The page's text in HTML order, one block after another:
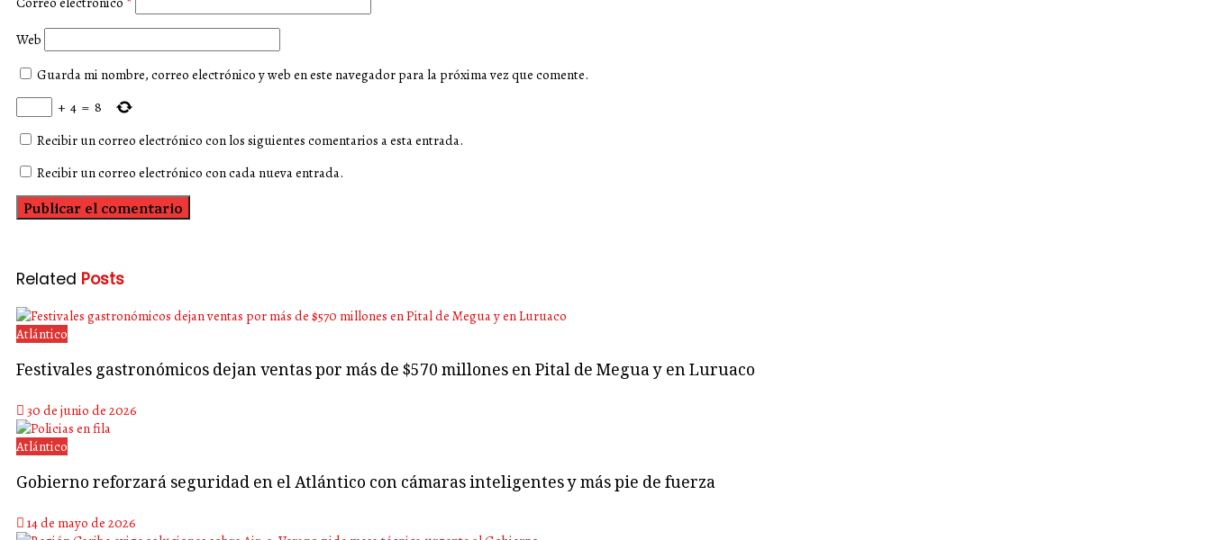
Web
Guarda mi nombre, correo electrónico y web en este navegador para la próxima vez que comente.
+ 4 = 8
Recibir un correo electrónico con los siguientes comentarios a esta entrada.
Recibir un correo electrónico con cada nueva entrada.
Related Posts
Atlántico
Festivales gastronómicos dejan ventas por más de $570 millones en Pital de Megua y en Luruaco
30 de junio de 2026
Atlántico
Gobierno reforzará seguridad en el Atlántico con cámaras inteligentes y más pie de fuerza
14 de mayo de 2026